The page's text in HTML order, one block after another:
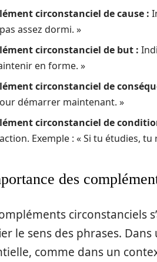
circonstanciel de cause :
pas assez dormi. »
circonstanciel de but :
en forme. »
circonstanciel de
démarrer maintenant. »
circonstanciel de
Exemple : « Si tu étudies, tu
des
circonstanciels
le sens des phrases.
comme dans un